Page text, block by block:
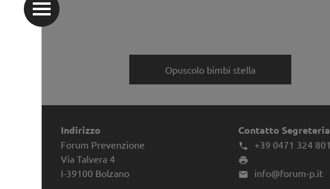
Opuscolo bimbi stella
Indirizzo
Forum Prevenzione
Via Talvera 4
I-39100 Bolzano
Contatto Segreteria
 +39 0471 324 801


info@forum-p.it